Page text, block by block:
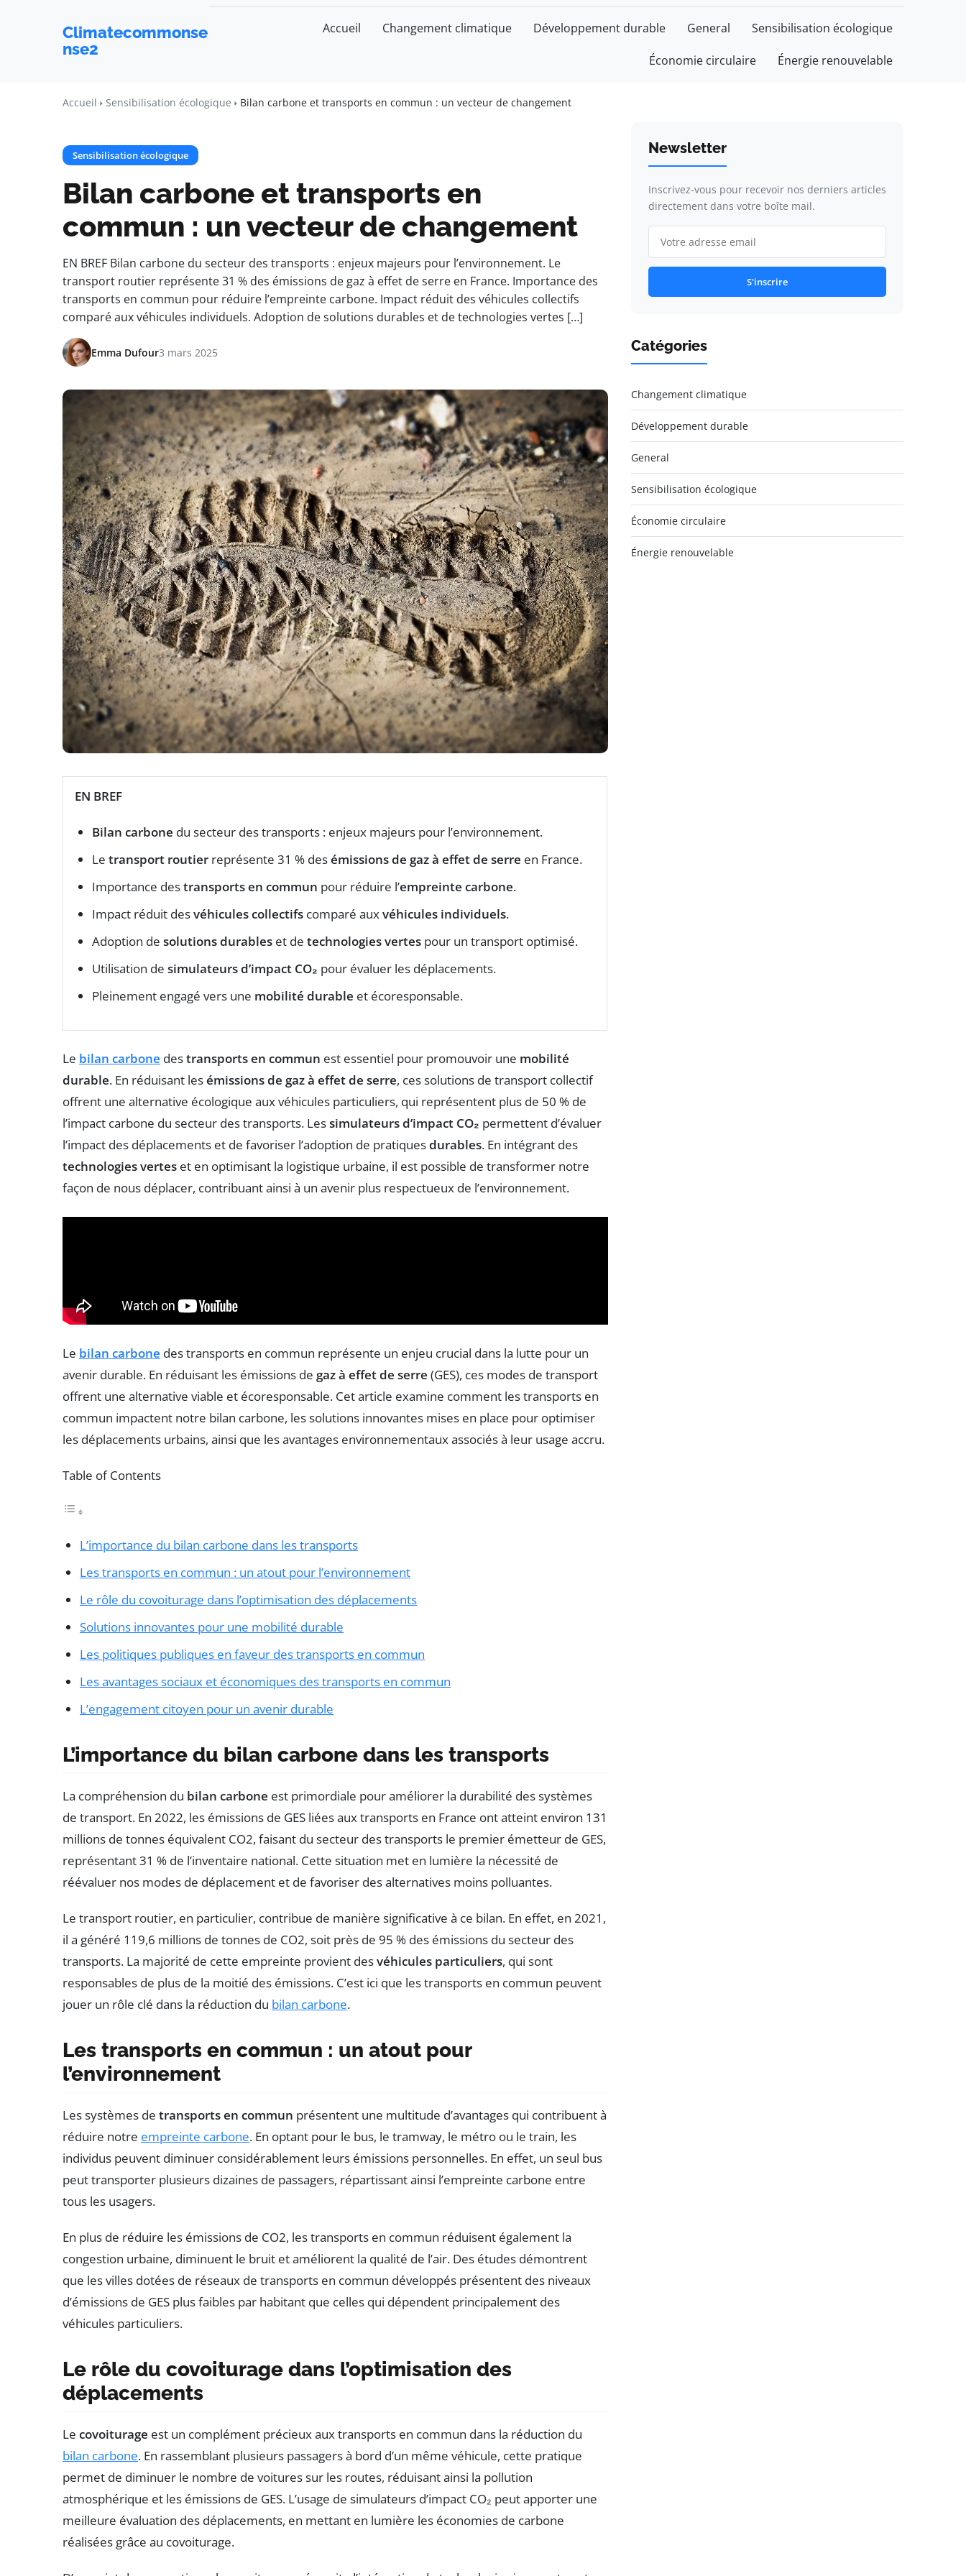
Climatecommonse
nse2
Accueil Changement climatique Développement durable General Sensibilisation écologique
Économie circulaire Énergie renouvelable
Accueil Sensibilisation écologique Bilan carbone et transports en commun : un vecteur de changement
Sensibilisation écologique
Bilan carbone et transports en
commun : un vecteur de changement
EN BREF Bilan carbone du secteur des transports : enjeux majeurs pour l’environnement. Le
transport routier représente 31 % des émissions de gaz à effet de serre en France. Importance des
transports en commun pour réduire l’empreinte carbone. Impact réduit des véhicules collectifs
comparé aux véhicules individuels. Adoption de solutions durables et de technologies vertes […]
Emma Dufour3 mars 2025
EN BREF
Bilan carbone du secteur des transports : enjeux majeurs pour l’environnement.
Le transport routier représente 31 % desémissions de gaz à effet de serre en France.
Importance destransports en commun pour réduire l’empreinte carbone.
Impact réduit desvéhicules collectifs comparé auxvéhicules individuels.
Adoption de solutions durables et de technologies vertes pour un transport optimisé.
Utilisation de simulateurs d’impact CO₂ pour évaluer les déplacements.
Pleinement engagé vers une mobilité durable et écoresponsable.
Le bilan carbone destransports en commun est essentiel pour promouvoir une mobilité
durable. En réduisant lesémissions de gaz à effet de serre, ces solutions de transport collectif
offrent une alternative écologique aux véhicules particuliers, qui représentent plus de 50 % de
l’impact carbone du secteur des transports. Lessimulateurs d’impact CO₂ permettent d’évaluer
l’impact des déplacements et de favoriser l’adoption de pratiquesdurables. En intégrant des
technologies vertes et en optimisant la logistique urbaine, il est possible de transformer notre
façon de nous déplacer, contribuant ainsi à un avenir plus respectueux de l’environnement.
Le bilan carbone des transports en commun représente un enjeu crucial dans la lutte pour un
avenir durable. En réduisant les émissions de gaz à effet de serre (GES), ces modes de transport
offrent une alternative viable et écoresponsable. Cet article examine comment les transports en
commun impactent notre bilan carbone, les solutions innovantes mises en place pour optimiser
les déplacements urbains, ainsi que les avantages environnementaux associés à leur usage accru.
Table of Contents
L’importance du bilan carbone dans les transports
Les transports en commun : un atout pour l’environnement
Le rôle du covoiturage dans l’optimisation des déplacements
Solutions innovantes pour une mobilité durable
Les politiques publiques en faveur des transports en commun
Les avantages sociaux et économiques des transports en commun
L’engagement citoyen pour un avenir durable
L’importance du bilan carbone dans les transports
La compréhension du bilan carbone est primordiale pour améliorer la durabilité des systèmes
de transport. En 2022, les émissions de GES liées aux transports en France ont atteint environ 131
millions de tonnes équivalent CO2, faisant du secteur des transports le premier émetteur de GES,
représentant 31 % de l’inventaire national. Cette situation met en lumière la nécessité de
réévaluer nos modes de déplacement et de favoriser des alternatives moins polluantes.
Le transport routier, en particulier, contribue de manière significative à ce bilan. En effet, en 2021,
il a généré 119,6 millions de tonnes de CO2, soit près de 95 % des émissions du secteur des
transports. La majorité de cette empreinte provient desvéhicules particuliers, qui sont
responsables de plus de la moitié des émissions. C’est ici que les transports en commun peuvent
jouer un rôle clé dans la réduction du bilan carbone.
Les transports en commun : un atout pour
l’environnement
Les systèmes de transports en commun présentent une multitude d’avantages qui contribuent à
réduire notre empreinte carbone. En optant pour le bus, le tramway, le métro ou le train, les
individus peuvent diminuer considérablement leurs émissions personnelles. En effet, un seul bus
peut transporter plusieurs dizaines de passagers, répartissant ainsi l’empreinte carbone entre
tous les usagers.
En plus de réduire les émissions de CO2, les transports en commun réduisent également la
congestion urbaine, diminuent le bruit et améliorent la qualité de l’air. Des études démontrent
que les villes dotées de réseaux de transports en commun développés présentent des niveaux
d’émissions de GES plus faibles par habitant que celles qui dépendent principalement des
véhicules particuliers.
Le rôle du covoiturage dans l’optimisation des
déplacements
Le covoiturage est un complément précieux aux transports en commun dans la réduction du
bilan carbone. En rassemblant plusieurs passagers à bord d’un même véhicule, cette pratique
permet de diminuer le nombre de voitures sur les routes, réduisant ainsi la pollution
atmosphérique et les émissions de GES. L’usage de simulateurs d’impact CO₂ peut apporter une
meilleure évaluation des déplacements, en mettant en lumière les économies de carbone
réalisées grâce au covoiturage.
Newsletter
Inscrivez-vous pour recevoir nos derniers articles
directement dans votre boîte mail.
S'inscrire
Catégories
Changement climatique
Développement durable
General
Sensibilisation écologique
Économie circulaire
Énergie renouvelable